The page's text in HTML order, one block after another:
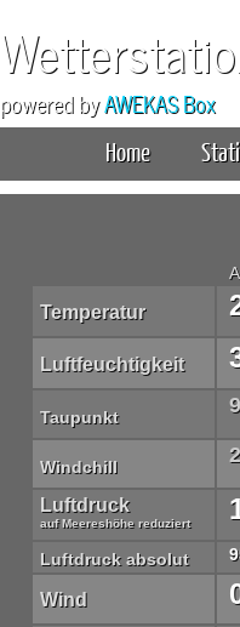
powered byAWEKAS Box
Home
Temperatur
Luftfeuchtigkeit
Taupunkt
Windchill
Luftdruck
auf Meereshöhe reduziert
Luftdruck absolut
Wind